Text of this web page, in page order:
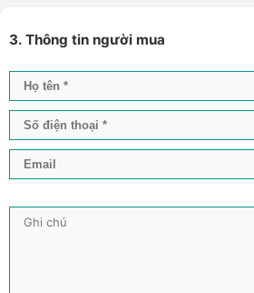
3. Thông tin người mua